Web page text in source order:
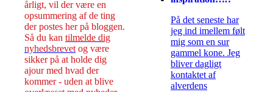
årligt, vil der være en
opsummering af de ting
der postes her på bloggen.
Så du kan tilmelde dig
nyhedsbrevet og være
sikker på at holde dig
ajour med hvad der
kommer - uden at blive
På det seneste har
jeg ind imellem følt
mig som en sur
gammel kone. Jeg
bliver dagligt
kontaktet af
alverdens